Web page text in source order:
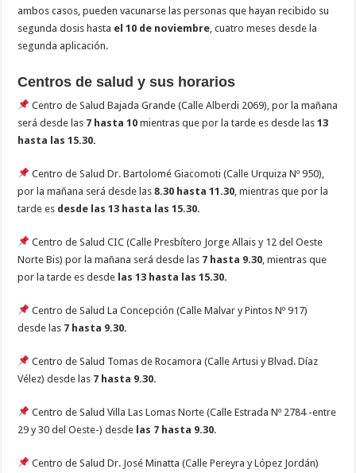
ambos casos, pueden vacunarse las personas que hayan recibido su
segunda dosis hasta el 10 de noviembre , cuatro meses desde la
segunda aplicación.
Centros de salud y sus horarios
Centro de Salud Bajada Grande (Calle Alberdi 2069), por la mañana
será desde las 7 hasta 10 mientras que por la tarde es desde las 13
hasta las 15.30.
Centro de Salud Dr. Bartolomé Giacomoti (Calle Urquiza Nº 950),
por la mañana será desde las8.30 hasta 11.30 , mientras que por la
tarde es desde las 13 hasta las 15.30.
Centro de Salud CIC (Calle Presbítero Jorge Allais y 12 del Oeste
Norte Bis) por la mañana será desde las 7 hasta 9.30 , mientras que
por la tarde es desde las 13 hasta las 15.30.
Centro de Salud La Concepción (Calle Malvar y Pintos Nº 917)
desde las 7 hasta 9.30.
Centro de Salud Tomas de Rocamora (Calle Artusi y Blvad. Díaz
Vélez) desde las 7 hasta 9.30.
Centro de Salud Villa Las Lomas Norte (Calle Estrada Nº 2784 -entre
29 y 30 del Oeste-) desde las 7 hasta 9.30.
Centro de Salud Dr. José Minatta (Calle Pereyra y López Jordán)